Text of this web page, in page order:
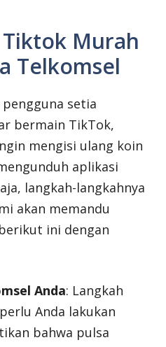
Murah
Telkomsel
setia
bermain TikTok,
mengisi ulang koin
aplikasi
langkah-langkahnya
akan memandu
ini dengan
Anda: Langkah
Anda lakukan
bahwa pulsa